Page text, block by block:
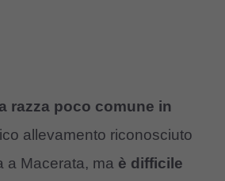
razza poco comune in
allevamento riconosciuto
a Macerata, ma è difficile